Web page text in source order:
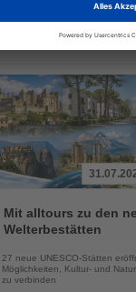
Sie
die
Mit alltours zu den
Welterbestätten
27 neue UNESCO-Stätten
Möglichkeiten, Kultur- und
zu verbinden